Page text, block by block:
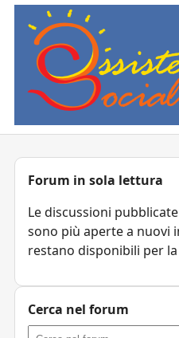
Forum in sola lettura
Le discussioni
sono più aperte a nuovi
restano disponibili per
Cerca nel forum